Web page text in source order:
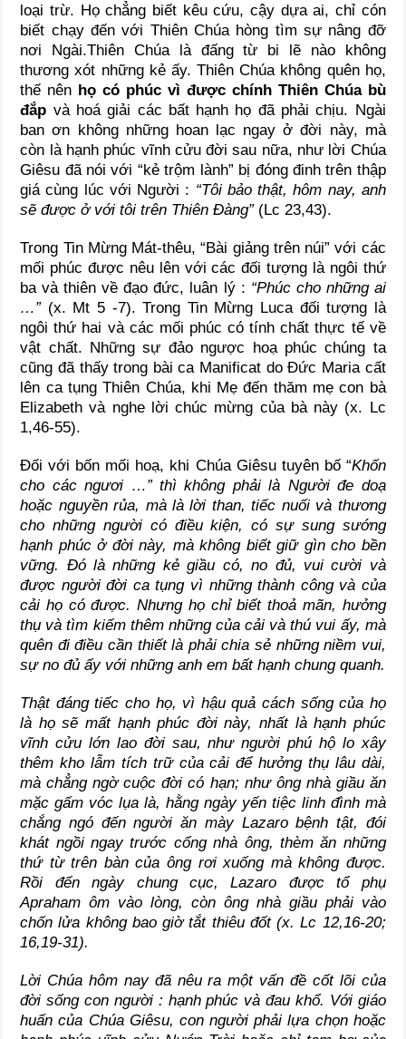
loại trừ. Họ chẳng biết kêu cứu, cậy dựa ai, chỉ cón
biết chạy đến với Thiên Chúa hòng tìm sự nâng đỡ
nơi Ngài.Thiên Chúa là đấng từ bi lẽ nào không
thương xót những kẻ ấy. Thiên Chúa không quên họ,
thế nên họ có phúc vì được chính Thiên Chúa bù
đắp và hoá giải các bất hạnh họ đã phải chịu. Ngài
ban ơn không những hoan lạc ngay ở đời này, mà
còn là hạnh phúc vĩnh cửu đời sau nữa, như lời Chúa
Giêsu đã nói với “kẻ trộm lành” bị đóng đinh trên thập
giá cùng lúc với Người : “Tôi bảo thật, hôm nay, anh
sẽ được ở với tôi trên Thiên Đàng”(Lc 23,43).
Trong Tin Mừng Mát-thêu, “Bài giảng trên núi” với các
mối phúc được nêu lên với các đối tượng là ngôi thứ
ba và thiên về đạo đức, luân lý : “Phúc cho những ai
…”(x. Mt 5 -7). Trong Tin Mừng Luca đối tượng là
ngôi thứ hai và các mối phúc có tính chất thực tế về
vật chất. Những sự đảo ngược hoạ phúc chúng ta
cũng đã thấy trong bài ca Manificat do Đức Maria cất
lên ca tụng Thiên Chúa, khi Mẹ đến thăm mẹ con bà
Elizabeth và nghe lời chúc mừng của bà này (x. Lc
1,46-55).
Đối với bốn mối hoạ, khi Chúa Giêsu tuyên bố “Khốn
cho các ngươi …” thì không phải là Người đe doạ
hoặc nguyền rủa, mà là lời than, tiếc nuối và thương
cho những người có điều kiện, có sự sung sướng
hạnh phúc ở đời này, mà không biết giữ gìn cho bền
vững. Đó là những kẻ giầu có, no đủ, vui cười và
được người đời ca tụng vì những thành công và của
cải họ có được. Nhưng họ chỉ biết thoả mãn, hưởng
thụ và tìm kiếm thêm những của cải và thú vui ấy, mà
quên đi điều cần thiết là phải chia sẻ những niềm vui,
sự no đủ ấy với những anh em bất hạnh chung quanh.
Thật đáng tiếc cho họ, vì hậu quả cách sống của họ
là họ sẽ mất hạnh phúc đời này, nhất là hạnh phúc
vĩnh cửu lớn lao đời sau, như người phú hộ lo xây
thêm kho lẫm tích trữ của cải để hưởng thụ lâu dài,
mà chẳng ngờ cuộc đời có hạn; như ông nhà giầu ăn
mặc gấm vóc lụa là, hằng ngày yến tiệc linh đình mà
chắng ngó đến người ăn mày Lazaro bệnh tật, đói
khát ngồi ngay trước cổng nhà ông, thèm ăn những
thứ từ trên bàn của ông rơi xuống mà không được.
Rồi đến ngày chung cục, Lazaro được tổ phụ
Apraham ôm vào lòng, còn ông nhà giầu phải vào
chốn lửa không bao giờ tắt thiêu đốt (x. Lc 12,16-20;
16,19-31).
Lời Chúa hôm nay đã nêu ra một vấn đề cốt lõi của
đời sống con người : hạnh phúc và đau khổ. Với giáo
huấn của Chúa Giêsu, con người phải lựa chọn hoặc